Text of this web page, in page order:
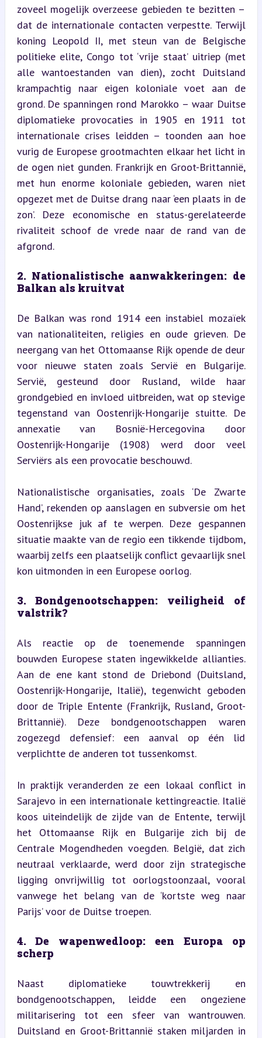
zoveel mogelijk overzeese gebieden te bezitten –
dat de internationale contacten verpestte. Terwijl
koning Leopold II, met steun van de Belgische
politieke elite, Congo tot ‘vrije staat’ uitriep (met
alle wantoestanden van dien), zocht Duitsland
krampachtig naar eigen koloniale voet aan de
grond. De spanningen rond Marokko – waar Duitse
diplomatieke provocaties in 1905 en 1911 tot
internationale crises leidden – toonden aan hoe
vurig de Europese grootmachten elkaar het licht in
de ogen niet gunden. Frankrijk en Groot-Brittannië,
met hun enorme koloniale gebieden, waren niet
opgezet met de Duitse drang naar ‘een plaats in de
zon’. Deze economische en status-gerelateerde
rivaliteit schoof de vrede naar de rand van de
afgrond.
2. Nationalistische aanwakkeringen: de
Balkan als kruitvat
De Balkan was rond 1914 een instabiel mozaïek
van nationaliteiten, religies en oude grieven. De
neergang van het Ottomaanse Rijk opende de deur
voor nieuwe staten zoals Servië en Bulgarije.
Servië, gesteund door Rusland, wilde haar
grondgebied en invloed uitbreiden, wat op stevige
tegenstand van Oostenrijk-Hongarije stuitte. De
annexatie van Bosnië-Hercegovina door
Oostenrijk-Hongarije (1908) werd door veel
Serviërs als een provocatie beschouwd.
Nationalistische organisaties, zoals ‘De Zwarte
Hand’, rekenden op aanslagen en subversie om het
Oostenrijkse juk af te werpen. Deze gespannen
situatie maakte van de regio een tikkende tijdbom,
waarbij zelfs een plaatselijk conflict gevaarlijk snel
kon uitmonden in een Europese oorlog.
3. Bondgenootschappen: veiligheid of
valstrik?
Als reactie op de toenemende spanningen
bouwden Europese staten ingewikkelde allianties.
Aan de ene kant stond de Driebond (Duitsland,
Oostenrijk-Hongarije, Italië), tegenwicht geboden
door de Triple Entente (Frankrijk, Rusland, Groot-
Brittannië). Deze bondgenootschappen waren
zogezegd defensief: een aanval op één lid
verplichtte de anderen tot tussenkomst.
In praktijk veranderden ze een lokaal conflict in
Sarajevo in een internationale kettingreactie. Italië
koos uiteindelijk de zijde van de Entente, terwijl
het Ottomaanse Rijk en Bulgarije zich bij de
Centrale Mogendheden voegden. België, dat zich
neutraal verklaarde, werd door zijn strategische
ligging onvrijwillig tot oorlogstoonzaal, vooral
vanwege het belang van de ‘kortste weg naar
Parijs’ voor de Duitse troepen.
4. De wapenwedloop: een Europa op
scherp
Naast diplomatieke touwtrekkerij en
bondgenootschappen, leidde een ongeziene
militarisering tot een sfeer van wantrouwen.
Duitsland en Groot-Brittannië staken miljarden in